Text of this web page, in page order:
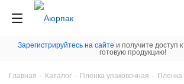
Зарегистрируйтесь на сайте и получите доступ
готовую продукцию!
Главная - Каталог - Пленка упаковочная - Пленка